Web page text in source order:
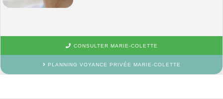
CONSULTER MARIE-COLETTE
PLANNING VOYANCE PRIVÉE MARIE-COLETTE